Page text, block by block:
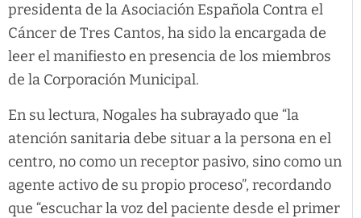
presidenta de la Asociación Española Contra el
Cáncer de Tres Cantos, ha sido la encargada de
leer el manifiesto en presencia de los miembros
de la Corporación Municipal.
En su lectura, Nogales ha subrayado que “la
atención sanitaria debe situar a la persona en el
centro, no como un receptor pasivo, sino como un
agente activo de su propio proceso”, recordando
que “escuchar la voz del paciente desde el primer